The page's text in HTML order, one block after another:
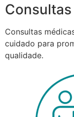
Consultas
cuidado para
qualidade.